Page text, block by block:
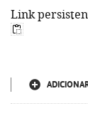
Link